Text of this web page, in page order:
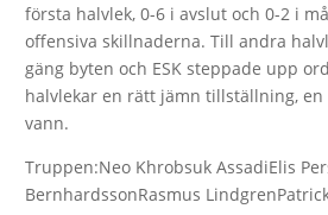
första halvlek, 0-6 i avslut och 0-2 i
offensiva skillnaderna. Till andra
gäng byten och ESK steppade upp
halvlekar en rätt jämn tillställning, en
vann.
Truppen:Neo Khrobsuk AssadiElis
BernhardssonRasmus